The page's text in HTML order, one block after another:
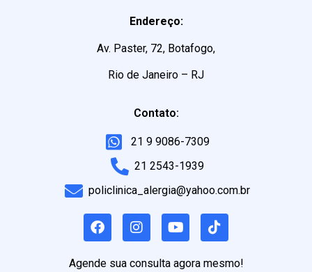
Endereço:
Av. Paster, 72, Botafogo,
Rio de Janeiro – RJ
Contato:
21 9 9086-7309
21 2543-1939
policlinica_alergia@yahoo.com.br
Agende sua consulta agora mesmo!